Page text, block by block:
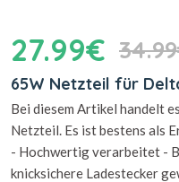
27.99€
65W Netzteil für
Bei diesem Artikel handelt
Netzteil. Es ist bestens als
- Hochwertig verarbeitet -
knicksichere Ladestecker